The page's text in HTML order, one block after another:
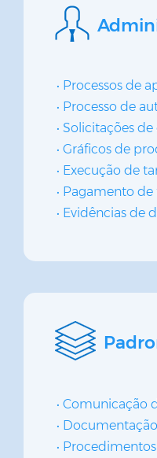
Processos de
Processo de
Solicitações
Gráficos de
Execução de
Pagamento de
Evidências de
Comunicação
Procedimentos